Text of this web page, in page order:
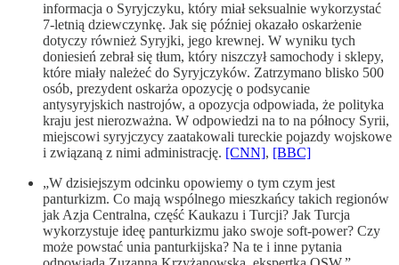
informacja o Syryjczyku, który miał seksualnie wykorzystać
7-letnią dziewczynkę. Jak się później okazało oskarżenie
dotyczy również Syryjki, jego krewnej. W wyniku tych
doniesień zebrał się tłum, który niszczył samochody i sklepy,
które miały należeć do Syryjczyków. Zatrzymano blisko 500
osób, prezydent oskarża opozycję o podsycanie
antysyryjskich nastrojów, a opozycja odpowiada, że polityka
kraju jest nierozważna. W odpowiedzi na to na północy Syrii,
miejscowi syryjczycy zaatakowali tureckie pojazdy wojskowe
i związaną z nimi administrację. [CNN], [BBC]
„W dzisiejszym odcinku opowiemy o tym czym jest
panturkizm. Co mają wspólnego mieszkańcy takich regionów
jak Azja Centralna, część Kaukazu i Turcji? Jak Turcja
wykorzystuje ideę panturkizmu jako swoje soft-power? Czy
może powstać unia panturkijska? Na te i inne pytania